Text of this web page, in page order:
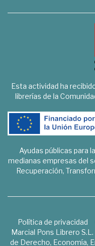
Esta actividad ha
librerías de la
Ayudas públicas para
medianas empresas del
Recuperación,
Política de privacidad
Marcial Pons Librero
de Derecho, Economía,